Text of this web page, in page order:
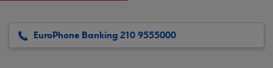
EuroPhone Banking 210 9555000